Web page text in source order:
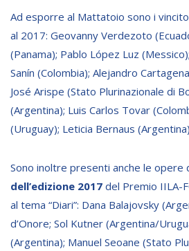
Albo fornitori
Contratti/Accordi/Grant
NEWSLETTER
Ad esporre al Mattatoio sono i
al 2017: Geovanny Verdezoto
(Panama); Pablo López Luz
Sanín (Colombia); Alejandro
José Arispe (Stato Plurinazionale di
(Argentina); Luis Carlos Tovar
(Uruguay); Leticia Bernaus
Sono inoltre presenti anche le opere
dell’edizione 2017 del Premio IILA-
al tema “Diari”: Dana Balajovsky
d’Onore; Sol Kutner (Argentina/
(Argentina); Manuel Seoane (Stato